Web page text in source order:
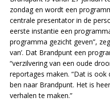
zondag en wordt een
centrale presentator in de
eerste instantie een
programma gezicht geven”,
van’. Dat Brandpunt een
“verzilvering van een oude
reportages maken. “Dat is
ben naar Brandpunt. Het is
verhalen te maken.”